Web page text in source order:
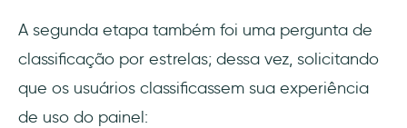
A segunda etapa também foi uma pergunta de
classificação por estrelas; dessa vez, solicitando
que os usuários classificassem sua experiência
de uso do painel: